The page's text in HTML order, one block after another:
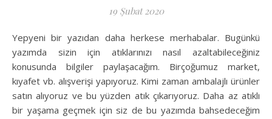
19 Şubat 2020
Yepyeni bir yazıdan daha herkese merhabalar. Bugünkü
yazımda sizin için atıklarınızı nasıl azaltabileceğiniz
konusunda bilgiler paylaşacağım. Birçoğumuz market,
kıyafet vb. alışverişi yapıyoruz. Kimi zaman ambalajlı ürünler
satın alıyoruz ve bu yüzden atık çıkarıyoruz. Daha az atıklı
bir yaşama geçmek için siz de bu yazımda bahsedeceğim